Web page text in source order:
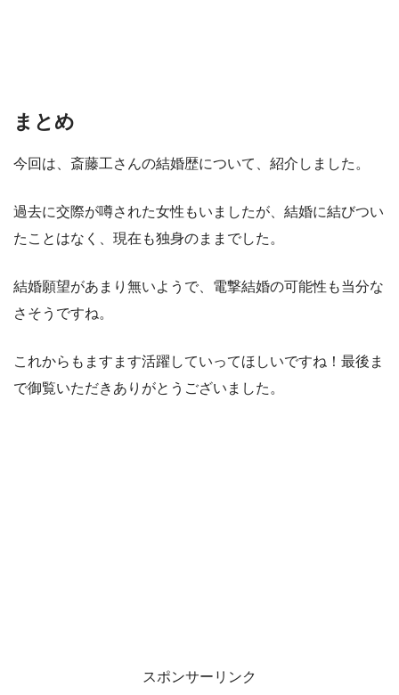
まとめ
今回は、斎藤工さんの結婚歴について、紹介しました。
過去に交際が噂された女性もいましたが、結婚に結びつい
たことはなく、現在も独身のままでした。
結婚願望があまり無いようで、電撃結婚の可能性も当分な
さそうですね。
これからもますます活躍していってほしいですね！最後ま
で御覧いただきありがとうございました。
スポンサーリンク